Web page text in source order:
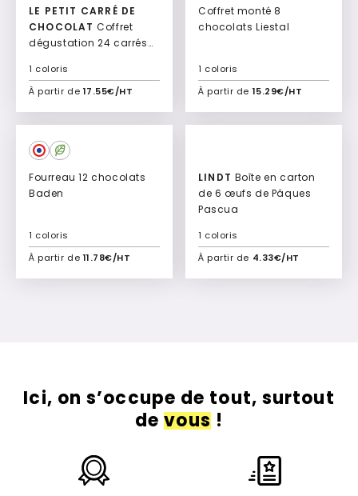
LE PETIT CARRÉ DE
CHOCOLAT Coffret
dégustation 24 carrés
À partir de 17.55€/HT
1 coloris
Ajouter à mon devis
Coffret monté 8
chocolats Liestal
À partir de 15.29€/HT
1 coloris
Ajouter à mon devis
Fourreau 12 chocolats
Baden
À partir de 11.78€/HT
1 coloris
Ajouter à mon devis
LINDT
de 6 œufs de Pâques
Pascua
À partir de 4.33€/HT
1 coloris
Ajouter à mon devis
Ici, on s’occupe de tout, surtout
devous!